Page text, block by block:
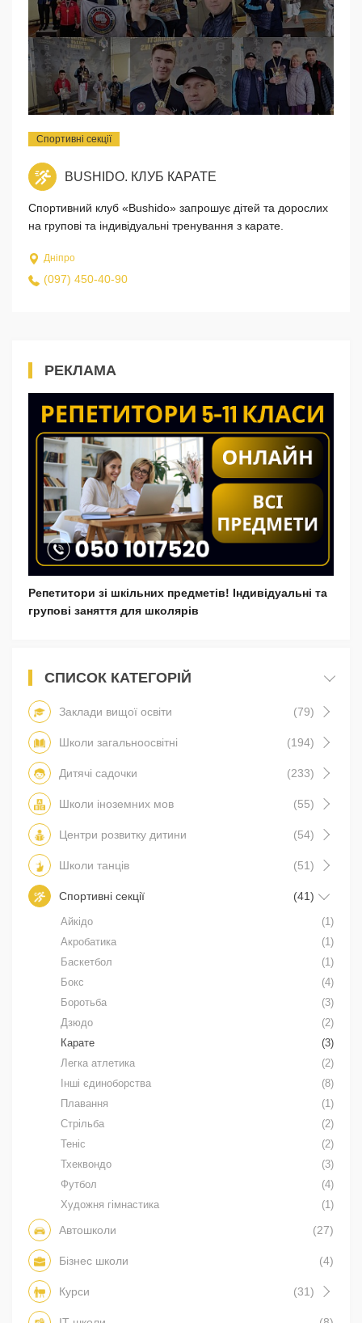
Спортивні секції
BUSHIDO. КЛУБ КАРАТЕ
Спортивний клуб «Bushido» запрошує дітей та дорослих
на групові та індивідуальні тренування з карате.
Дніпро
(097) 450-40-90
СПИСОК КАТЕГОРІЙ
Заклади вищої освіти (79)
Школи загальноосвітні (194)
Дитячі садочки (233)
Школи іноземних мов (55)
Центри розвитку дитини (54)
Школи танців (51)
Спортивні секції (41)
Айкідо
(1)
Акробатика
(1)
Баскетбол
(1)
Бокс
(4)
Боротьба
(3)
Дзюдо
(2)
Карате
(3)
Легка атлетика
(2)
Інші єдиноборства
(8)
Плавання
(1)
Стрільба
(2)
Теніс
(2)
Тхеквондо
(3)
Футбол
(4)
Художня гімнастика
(1)
Автошколи (27)
Бізнес школи (4)
Курси (31)
РЕКЛАМА
Репетитори зі шкільних предметів! Індивідуальні та
групові заняття для школярів